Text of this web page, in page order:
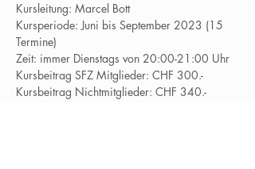
Kursleitung: Marcel Bott
Kursperiode: Juni bis September 2023 (15
Termine)
Zeit: immer Dienstags von 20:00-21:00 Uhr
Kursbeitrag SFZ Mitglieder: CHF 300.-
Kursbeitrag Nichtmitglieder: CHF 340.-